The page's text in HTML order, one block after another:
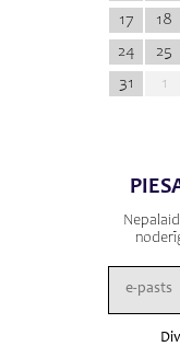
17
18
24
25
31
1